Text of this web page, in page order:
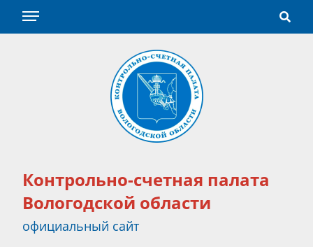
Контрольно-счетная палата
Вологодской области
официальный сайт